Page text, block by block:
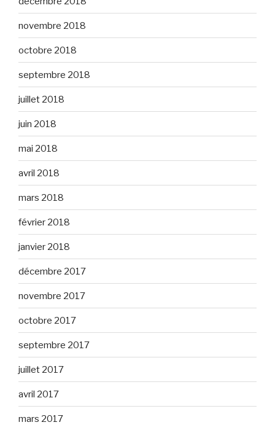
novembre 2018
octobre 2018
septembre 2018
juillet 2018
juin 2018
mai 2018
avril 2018
mars 2018
février 2018
janvier 2018
décembre 2017
novembre 2017
octobre 2017
septembre 2017
juillet 2017
avril 2017
mars 2017